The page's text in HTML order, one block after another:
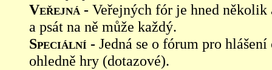
Veřejná - Veřejných fór je hned
a psát na ně může každý.
Speciální - Jedná se o fórum pro
ohledně hry (dotazové).